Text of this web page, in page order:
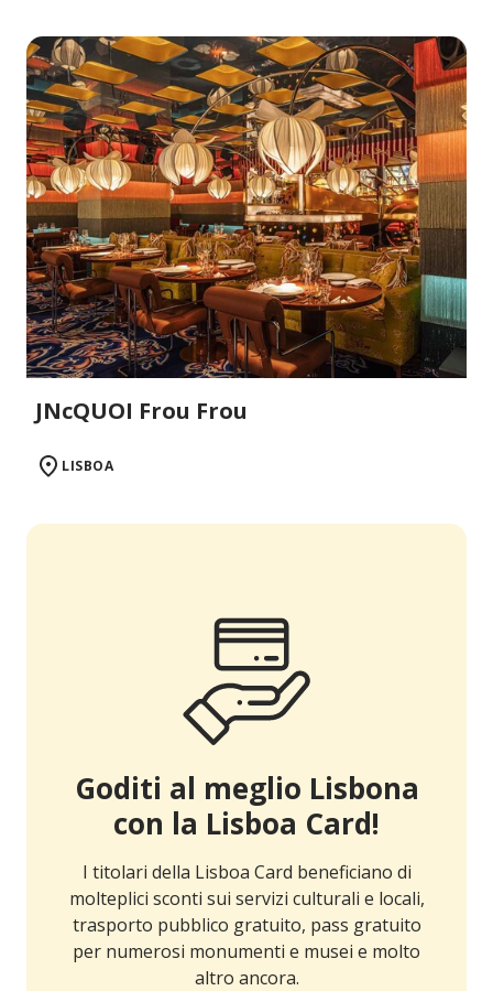
JNcQUOI Frou Frou
LISBOA
Goditi al meglio Lisbona
con la Lisboa Card!
I titolari della Lisboa Card beneficiano di
molteplici sconti sui servizi culturali e locali,
trasporto pubblico gratuito, pass gratuito
per numerosi monumenti e musei e molto
altro ancora.